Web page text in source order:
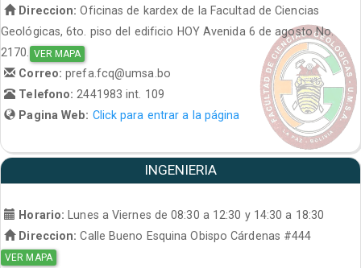
Direccion: Oficinas de kardex de la Facultad de Ciencias
Geológicas, 6to. piso del edificio HOY Avenida 6 de agosto No.
2170. VER MAPA
Correo:prefa.fcq@umsa.bo
Telefono:2441983 int. 109
Pagina Web: Click para entrar a la página
INGENIERIA
Horario:
Lunes a Viernes de 08:30 a 12:30 y 14:30 a 18:30
Direccion: Calle Bueno Esquina Obispo Cárdenas #444
VER MAPA